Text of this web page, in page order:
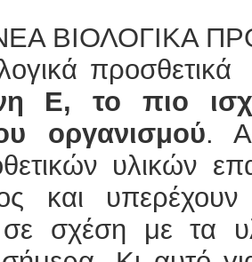
προσθετικά
Ε, το πιο
οργανισμού.
υλικών
και υπερέχουν
σε σχέση με τα